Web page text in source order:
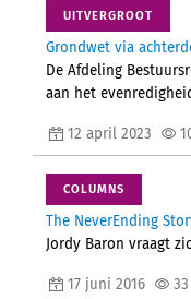
UITVERGROOT
Grondwet via
De Afdeling
aan het
12 april 2023
COLUMNS
The NeverEnding
Jordy Baron vraagt
17 juni 2016 33